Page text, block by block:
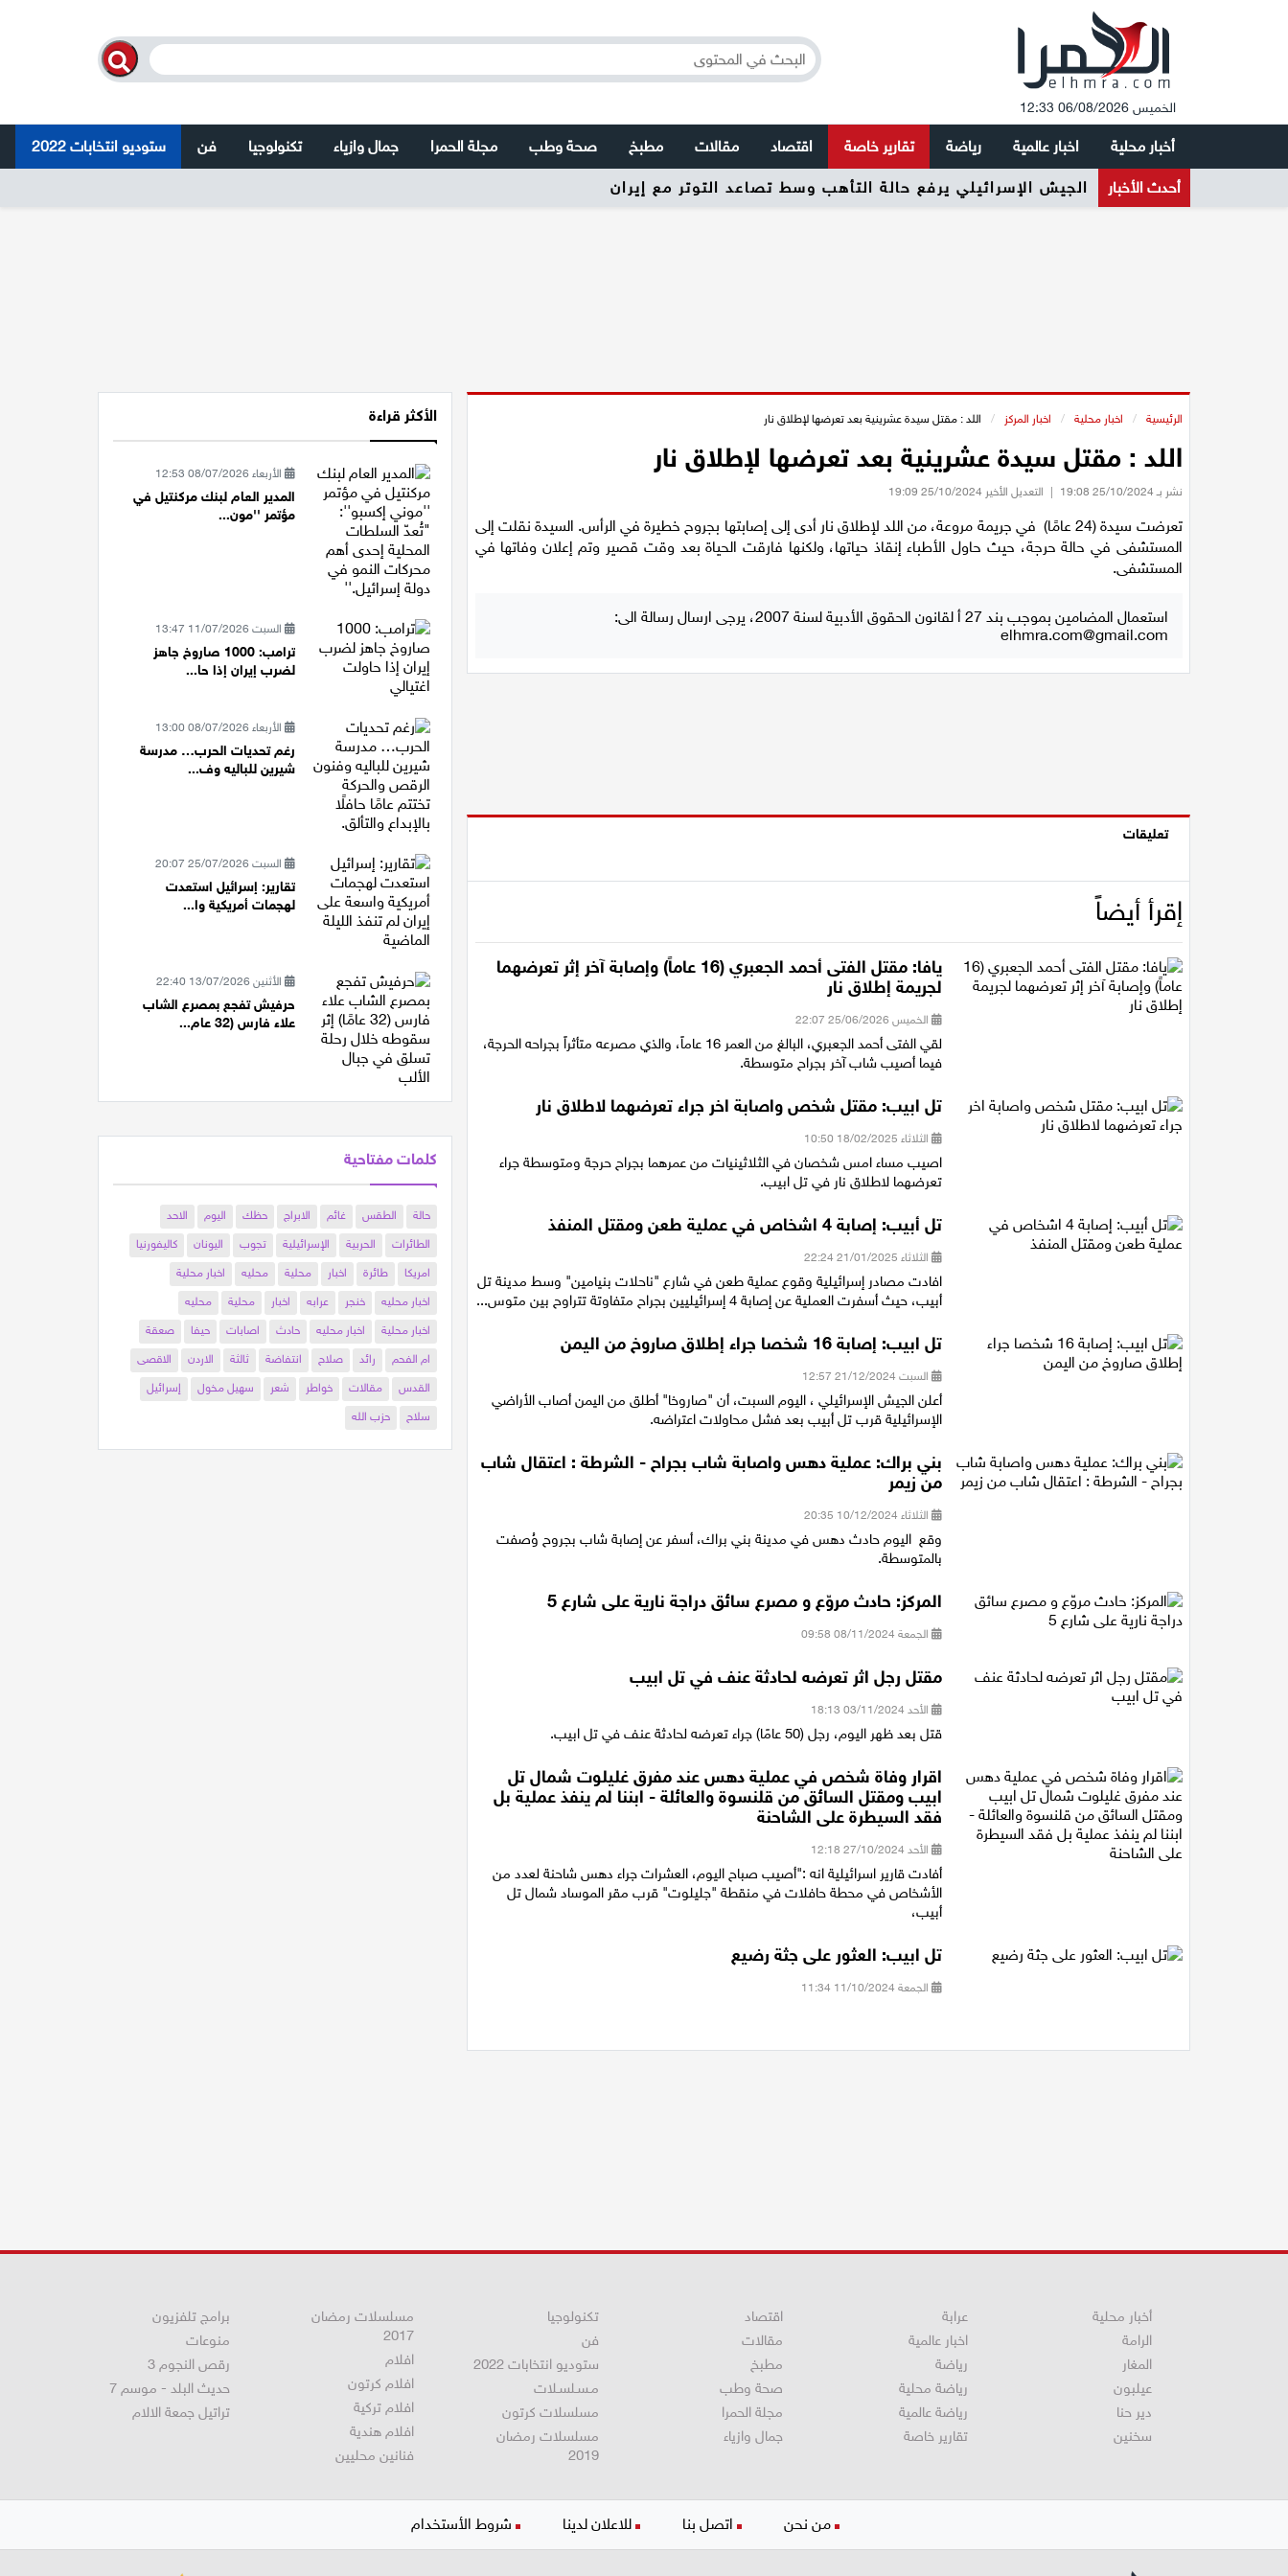
الخميس 06/08/2026 12:33
أخبار محلية اخبار عالمية رياضة تقارير خاصة اقتصاد مقالات مطبخ صحة وطب مجلة الحمرا جمال وازياء تكنولوجيا فن ستوديو انتخابات 2022
أحدث الأخبار الجيش الإسرائيلي يرفع حالة التأهب وسط تصاعد التوتر مع إيران
الرئيسية / اخبار محلية / اخبار المركز / اللد : مقتل سيدة عشرينية بعد تعرضها لإطلاق نار
اللد : مقتل سيدة عشرينية بعد تعرضها لإطلاق نار
نشر بـ 25/10/2024 19:08 | التعديل الأخير 25/10/2024 19:09
تعرضت سيدة (24 عامًا) في جريمة مروعة، من اللد لإطلاق نار أدى إلى إصابتها بجروح خطيرة في الرأس. السيدة نقلت إلى
المستشفى في حالة حرجة، حيث حاول الأطباء إنقاذ حياتها، ولكنها فارقت الحياة بعد وقت قصير وتم إعلان وفاتها في
المستشفى.
استعمال المضامين بموجب بند 27 أ لقانون الحقوق الأدبية لسنة 2007، يرجى ارسال رسالة الى:
elhmra.com@gmail.com
تعليقات
إقرأ أيضاً
يافا: مقتل الفتى أحمد الجعبري (16 عاماً) وإصابة آخر إثر تعرضهما
لجريمة إطلاق نار
الخميس 25/06/2026 22:07
لقي الفتى أحمد الجعبري، البالغ من العمر 16 عاماً، والذي مصرعه متأثراً بجراحه الحرجة،
فيما أصيب شاب آخر بجراح متوسطة.
تل ابيب: مقتل شخص واصابة اخر جراء تعرضهما لاطلاق نار
الثلاثاء 18/02/2025 10:50
اصيب مساء امس شخصان في الثلاثينيات من عمرهما بجراح حرجة ومتوسطة جراء
تعرضهما لاطلاق نار في تل ابيب.
تل أبيب: إصابة 4 اشخاص في عملية طعن ومقتل المنفذ
الثلاثاء 21/01/2025 22:24
افادت مصادر إسرائيلية وقوع عملية طعن في شارع "ناحلات بنيامين" وسط مدينة تل
أبيب، حيث أسفرت العملية عن إصابة 4 إسرائيليين بجراح متفاوتة تتراوح بين متوس...
تل ابيب: إصابة 16 شخصا جراء إطلاق صاروخ من اليمن
السبت 21/12/2024 12:57
أعلن الجيش الإسرائيلي ، اليوم السبت، أن "صاروخا" أطلق من اليمن أصاب الأراضي
الإسرائيلية قرب تل أبيب بعد فشل محاولات اعتراضه.
بني براك: عملية دهس واصابة شاب بجراح - الشرطة : اعتقال شاب
من زيمر
الثلاثاء 10/12/2024 20:35
وقع اليوم حادث دهس في مدينة بني براك، أسفر عن إصابة شاب بجروح وُصفت
بالمتوسطة.
المركز: حادث مروّع و مصرع سائق دراجة نارية على شارع 5
الجمعة 08/11/2024 09:58
مقتل رجل اثر تعرضه لحادثة عنف في تل ابيب
الأحد 03/11/2024 18:13
قتل بعد ظهر اليوم، رجل (50 عامًا) جراء تعرضه لحادثة عنف في تل ابيب.
اقرار وفاة شخص في عملية دهس عند مفرق غليلوت شمال تل
ابيب ومقتل السائق من قلنسوة والعائلة - ابننا لم ينفذ عملية بل
فقد السيطرة على الشاحنة
الأحد 27/10/2024 12:18
أفادت قارير اسرائيلية انه :"أصيب صباح اليوم، العشرات جراء دهس شاحنة لعدد من
الأشخاص في محطة حافلات في منقطة "جليلوت" قرب مقر الموساد شمال تل
أبيب،
تل ابيب: العثور على جثة رضيع
الجمعة 11/10/2024 11:34
الأكثر قراءة
الأربعاء 08/07/2026 12:53
المدير العام لبنك مركنتيل في
مؤتمر ''مون...
السبت 11/07/2026 13:47
ترامب: 1000 صاروخ جاهز
لضرب إيران إذا حا...
الأربعاء 08/07/2026 13:00
رغم تحديات الحرب… مدرسة
شيرين للباليه وف...
السبت 25/07/2026 20:07
تقارير: إسرائيل استعدت
لهجمات أمريكية وا...
الأثنين 13/07/2026 22:40
حرفيش تفجع بمصرع الشاب
علاء فارس (32 عام...
كلمات مفتاحية
حالة الطقس غائم الابراج حظك اليوم
الاحد
الطائرات
الحربية الإسرائيلية تجوب اليونان
كاليفورنيا
امريكا
طائرة اخبار محلية محليه
اخبار محلية
اخبار محليه
خنجر عرابه اخبار محلية
محليه
اخبار محلية
اخبار محليه حادث اصابات حيفا
صعقة
ام الفحم
رائد صلاح انتفاضة ثالثة الاردن
الاقصى
القدس
مقالات خواطر شعر سهيل مخول
إسرائيل
سلاح
حزب الله
أخبار محلية
الرامة
المغار
عيلبون
دير حنا
سخنين
عرابة
اخبار عالمية
رياضة
رياضة محلية
رياضة عالمية
تقارير خاصة
اقتصاد
مقالات
مطبخ
صحة وطب
مجلة الحمرا
جمال وازياء
تكنولوجيا
فن
ستوديو انتخابات 2022
مـسـلسـلات
مسلسلات كرتون
مسلسلات رمضان
2019
مسلسلات رمضان
2017
افلام
افلام كرتون
افلام تركية
افلام هندية
فنانين محليين
برامج تلفزيون
منوعات
رقص النجوم 3
حديث البلد - موسم 7
تراتيل جمعة الالام
من نحن اتصل بنا للاعلان لدينا شروط الأستخدام